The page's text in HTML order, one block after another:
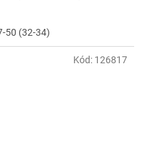
50 (32-34)
Kód: 126817